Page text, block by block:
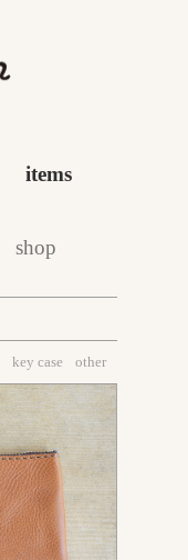
items
shop
key case other